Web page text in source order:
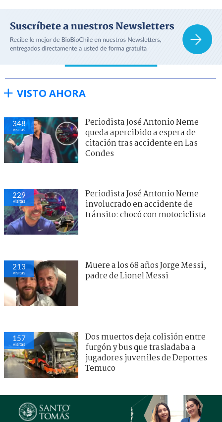
VISTO AHORA
348
visitas
Periodista José Antonio Neme
queda apercibido a espera de
citación tras accidente en Las
Condes
229
visitas
Periodista José Antonio Neme
involucrado en accidente de
tránsito: chocó con motociclista
213
visitas
Muere a los 68 años Jorge Messi,
padre de Lionel Messi
157
visitas
Dos muertos deja colisión entre
furgón y bus que trasladaba a
jugadores juveniles de Deportes
Temuco